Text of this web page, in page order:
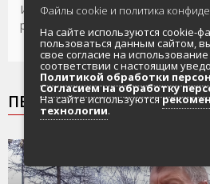
Интуиция и настойчивость
раскрыть дело с пропавшей
ПЕРСОНА ДНЯ
Файлы cookie и политика
На сайте используются cookie-
пользоваться данным сайтом,
свое согласие на
соответствии с настоящим
Политикой обработки
Согласием на обработку
На сайте используются
технологии.